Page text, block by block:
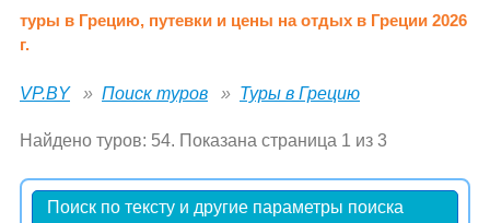
туры в Грецию, путевки и цены на отдых в Греции 2026
г.
VP.BY Поиск туров Туры в Грецию
Найдено туров: 54. Показана страница 1 из 3
Поиск по тексту и другие параметры поиска